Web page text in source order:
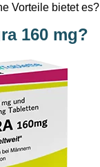
Vorteile bietet es?
160 mg?